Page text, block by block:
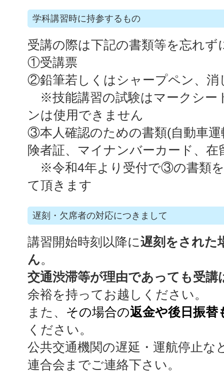
学科講習時に持参するもの
受講の際は下記の書類等を忘れ
①受講票
②鉛筆若しくはシャープペン、消
※技能講習の試験はマークシー
ンは使用できません
③本人確認のための書類(自動車運
険者証、マイナンバーカード、
※令和4年より受付で③の書類を
て頂きます
遅刻・欠席者の対応につきまして
講習開始時刻以降に遅刻をされた
ん。
交通渋滞等が理由であっても受講
余裕を持ってお越しください。
また、 その場合の返金や後日振替
ください。
公共交通機関の遅延・運航停止な
連合会までご連絡下さい。